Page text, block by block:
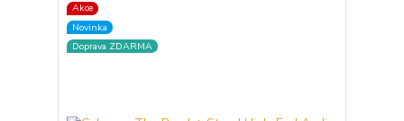
Akce
Novinka
Doprava ZDARMA